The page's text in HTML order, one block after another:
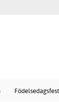
Födelsedagsfest